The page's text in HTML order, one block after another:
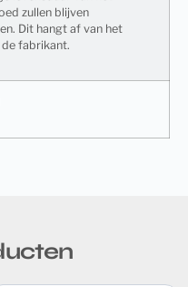
zullen blijven
Dit hangt af van het
de fabrikant.